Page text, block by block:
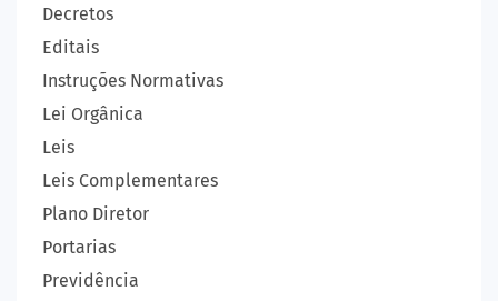
Decretos
Editais
Instruções Normativas
Lei Orgânica
Leis
Leis Complementares
Plano Diretor
Portarias
Previdência